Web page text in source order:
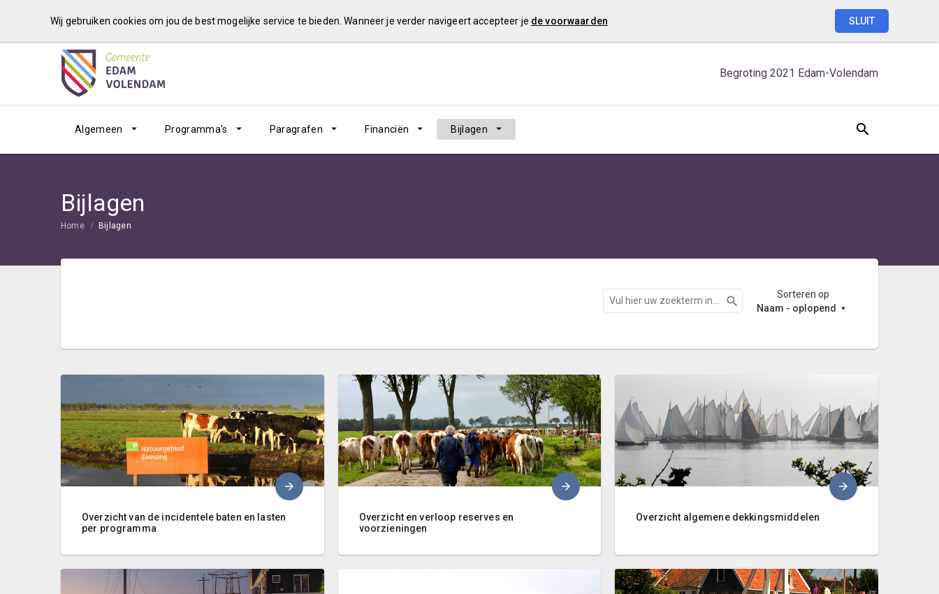
Begroting 2021 Edam-Volendam
Algemeen Programma's Paragrafen Financiën Bijlagen
Bijlagen
Home Bijlagen
Zoeken
Sorteren op
Naam - oplopend
Overzicht van de incidentele baten en lasten
per programma
Overzicht en verloop reserves en
voorzieningen
Overzicht algemene dekkingsmiddelen
Wij gebruiken cookies om jou de best mogelijke service te bieden. Wanneer je verder navigeert accepteer je de voorwaarden SLUIT